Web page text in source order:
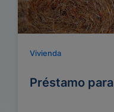
Vivienda
Préstamo